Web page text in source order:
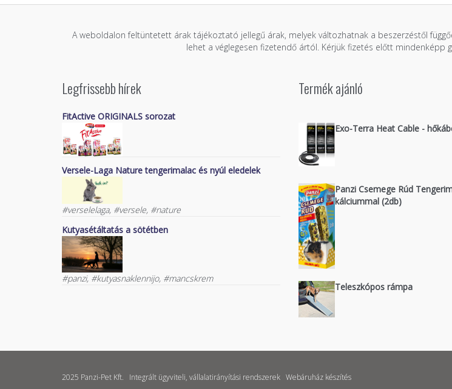
A weboldalon feltüntetett árak tájékoztató jellegű árak, melyek változhatnak a beszerzéstől
lehet a véglegesen fizetendő ártól. Kérjük fizetés előtt mindenképp
Legfrissebb hírek
FitActive ORIGINALS sorozat
Versele-Laga Nature tengerimalac és nyúl eledelek
#verselelaga, #versele, #nature
Kutyasétáltatás a sötétben
#panzi, #kutyasnaklennijo, #mancskrem
Termék ajánló
Exo-Terra Heat Cable -
Panzi Csemege Rúd
kálciummal (2db)
Teleszkópos rámpa
2025 Panzi-Pet Kft. Integrált ügyviteli, vállalatirányítási rendszerek Webáruház készítés